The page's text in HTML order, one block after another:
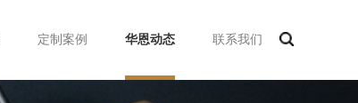
定制案例 华恩动态 联系我们